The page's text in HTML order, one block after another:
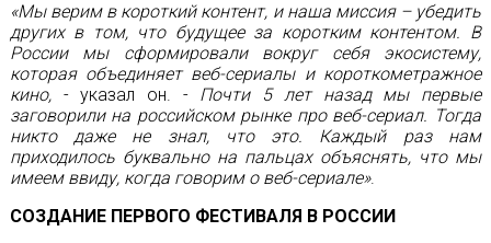
«Мы верим в короткий контент, и наша миссия – убедить
других в том, что будущее за коротким контентом. В
России мы сформировали вокруг себя экосистему,
которая объединяет веб-сериалы и короткометражное
кино,- указал он. - Почти 5 лет назад мы первые
заговорили на российском рынке про веб-сериал. Тогда
никто даже не знал, что это. Каждый раз нам
приходилось буквально на пальцах объяснять, что мы
имеем ввиду, когда говорим о веб-сериале».
СОЗДАНИЕ ПЕРВОГО ФЕСТИВАЛЯ В РОССИИ